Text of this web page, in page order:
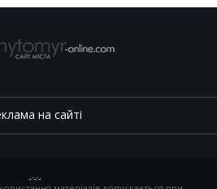
на сайті
, ,